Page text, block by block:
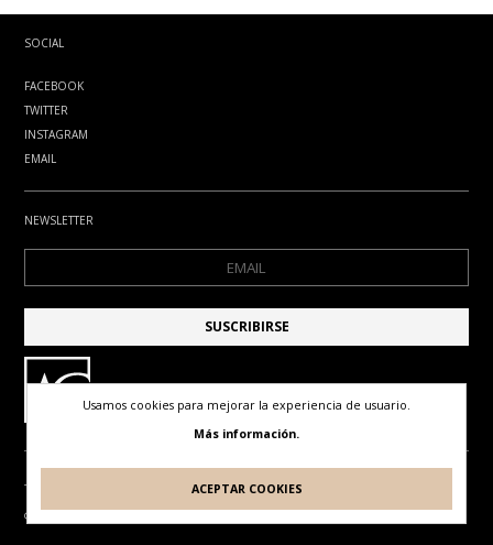
SOCIAL
FACEBOOK
TWITTER
INSTAGRAM
EMAIL
NEWSLETTER
TÉRMINOS DE USO POLÍTICA DE PRIVACIDAD POLÍTICA DE COOKIES
© ANTONIO GUDE. TODOS LOS DERECHOS RESERVADOS
Usamos cookies para mejorar la experiencia de usuario.
Más información.
ACEPTAR COOKIES